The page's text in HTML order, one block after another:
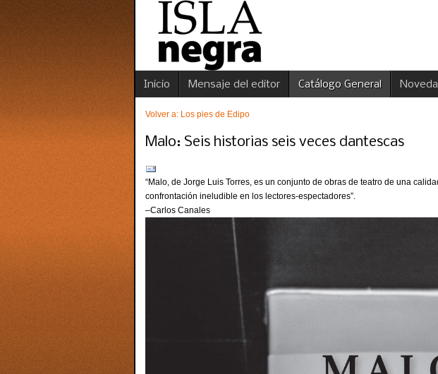
Inicio Mensaje del editor Catálogo General
Volver a: Los pies de Edipo
Malo: Seis historias seis veces dantescas
“Malo, de Jorge Luis Torres, es un conjunto de obras de teatro de una
confrontación ineludible en los lectores-espectadores”.
–Carlos Canales